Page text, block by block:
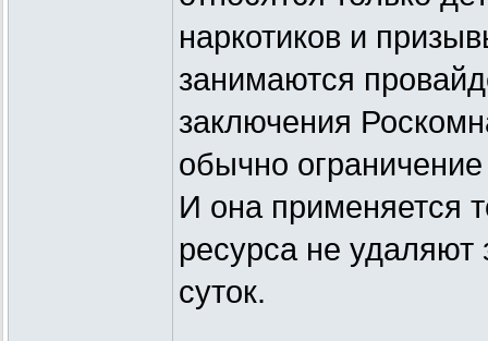
наркотиков и
занимаются
заключения
обычно
И она применяется
ресурса не
суток.